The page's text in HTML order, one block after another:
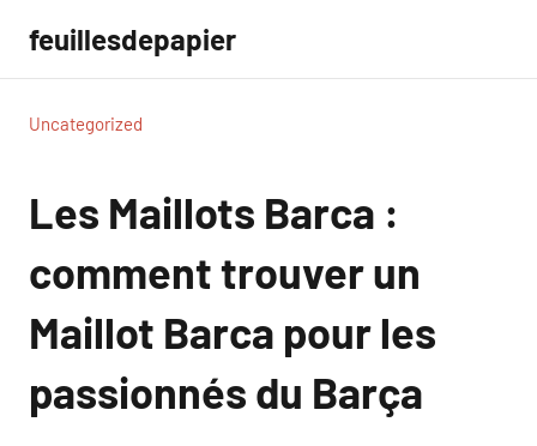
contenu
feuillesdepapier
Uncategorized
Les Maillots Barca :
comment trouver un
Maillot Barca pour les
passionnés du Barça